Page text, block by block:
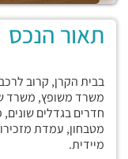
תאור הנכס
חדרים בגדלים
מטבחון, עמדת
מיידית.